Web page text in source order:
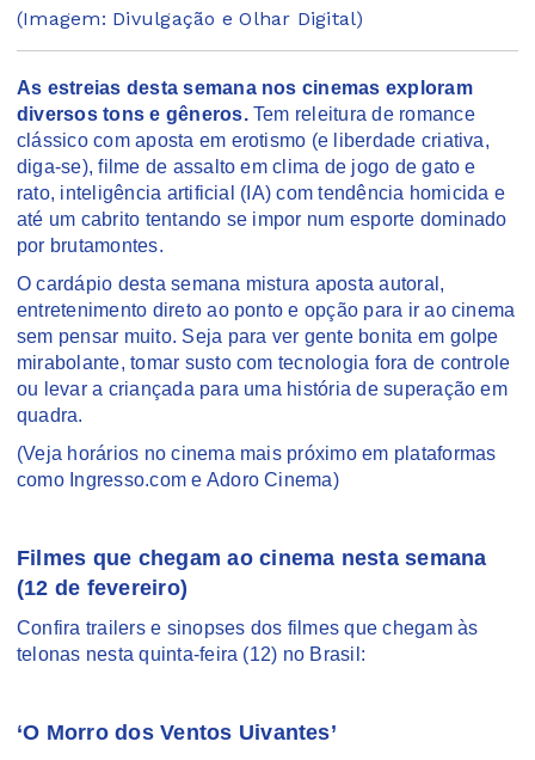
(Imagem: Divulgação e Olhar Digital)
As estreias desta semana nos cinemas exploram
diversos tons e gêneros.Tem releitura de romance
clássico com aposta em erotismo (e liberdade criativa,
diga-se), filme de assalto em clima de jogo de gato e
rato, inteligência artificial (IA) com tendência homicida e
até um cabrito tentando se impor num esporte dominado
por brutamontes.
O cardápio desta semana mistura aposta autoral,
entretenimento direto ao ponto e opção para ir ao cinema
sem pensar muito. Seja para ver gente bonita em golpe
mirabolante, tomar susto com tecnologia fora de controle
ou levar a criançada para uma história de superação em
quadra.
(Veja horários no cinema mais próximo em plataformas
como Ingresso.com e Adoro Cinema)
Filmes que chegam ao cinema nesta semana
(12 de fevereiro)
Confira trailers e sinopses dos filmes que chegam às
telonas nesta quinta-feira (12) no Brasil:
‘O Morro dos Ventos Uivantes’